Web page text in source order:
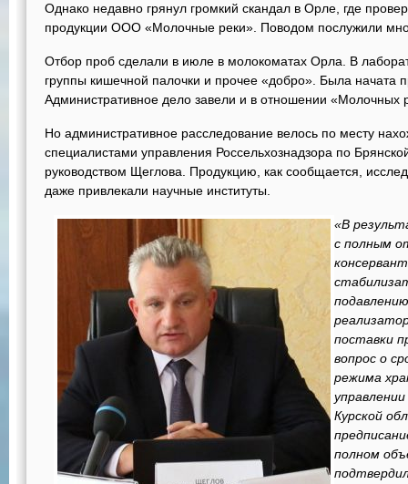
Однако недавно грянул громкий скандал в Орле, где
продукции ООО «Молочные реки». Поводом послужили
Отбор проб сделали в июле в молокоматах Орла. В
группы кишечной палочки и прочее «добро». Была начата
Административное дело завели и в отношении «Молочных
Но административное расследование велось по месту
специалистами управления Россельхознадзора по
руководством Щеглова. Продукцию, как сообщается,
даже привлекали научные институты.
«В
с полным
поставки
вопрос о
режима
Курской
полном